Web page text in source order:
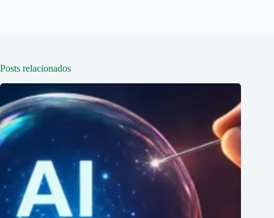
Posts relacionados